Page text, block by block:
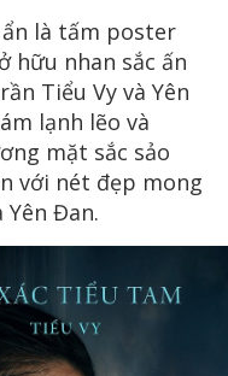
là tấm poster
hữu nhan sắc ấn
Tiểu Vy và Yên
lạnh lẽo và
mặt sắc sảo
với nét đẹp mong
Đan.